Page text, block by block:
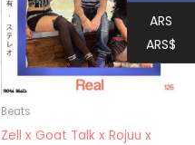
Beats
Zell x Goat Talk x Rojuu x
ARS
ARS$